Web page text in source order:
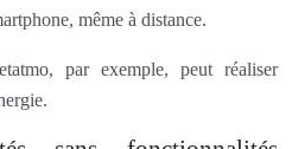
même à distance.
par exemple, peut réaliser